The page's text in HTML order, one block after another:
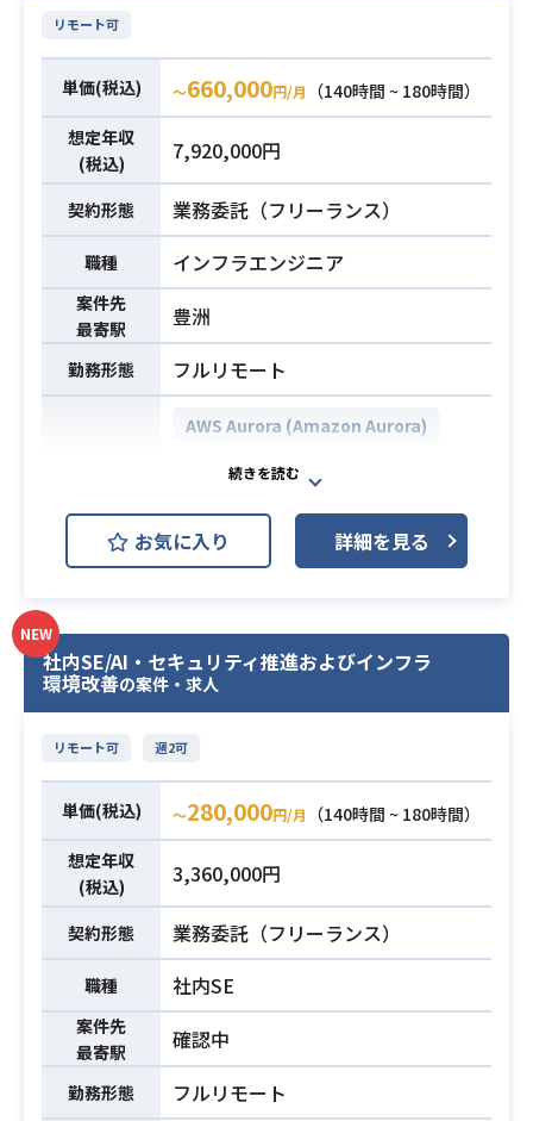
必須スキル
発経験（3年以上）
・TypeScript（React）での開発経
験（2年）
・Azure、AWS、または類似のクラ
ウド環境での開発経験
・DockerやKubernetesを使ったイ
ンフラ自動化や継続的デリバリー（C
I/CD）の実務経験（5年以上）
業務内容
・自社サイトやLPのメンテナンス・
・デザイン案を基にしたインターフ
ェース構築（Lucide等のライブラリ
利用）
・Java/HerokuによるバックエンドA
PIと同期したフロントエンド開発
・パフォーマンス、SEO対策、アク
セシビリティを重視した開発
・GA4やGTMを用いたトラッキング
環境の構築およびABテストの実施支
援
詳細の情報については面談の際にお
話しさせていただきます！
・HTML/CSS/JavaScriptに関する開
発経験
現代的なフロントエンド構築経験
・JavaやHeroku等のAPIと連動した
データ処理の実装スキル
リモート可
単価(税込) 〜660,000円/月
（140時間 ~ 180時間）
想定年収
(税込)
7,920,000円
契約形態 業務委託（フリーランス）
職種 インフラエンジニア
案件先
最寄駅
豊洲
勤務形態 フルリモート
AWS Aurora (Amazon Aurora)
PostgreSQL
Apache Tomcat
業務内容
公共と連携する民間事業者向けに、
ータを
蓄積・管理するためのAWS基盤を構
築するプロジェクトです。
VPC、ネットワーク、セキュリテ
ィ、運用監視領域など、
AWS基盤の設計から構築までを推進
していただきます。
【仕事内容】
下記の業務を担っていただく想定で
・AWS基盤（ネットワーク/セキュリ
ティ/運用など）の設計および構築
・各種基盤設計書（構成図、パラメ
ータ設計、方針書等）の作成
・トラブルシューティング対応
※詳細は面談時にお伝えします。
【技術要素（対象範囲）】
お気に入り 詳細を見る
NEW
社内SE/AI・セキュリティ推進およびインフラ
環境改善の案件・求人
リモート可 週2可
単価(税込) 〜280,000円/月
（140時間 ~ 180時間）
想定年収
(税込)
3,360,000円
契約形態 業務委託（フリーランス）
職種 社内SE
案件先
最寄駅
確認中
勤務形態 フルリモート